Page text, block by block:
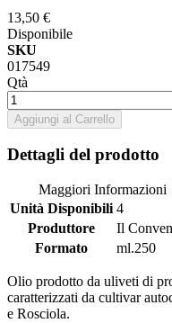
13,50 €
Disponibile
SKU
017549
Qtà
Aggiungi al Carrello
Dettagli del prodotto
Maggiori Informazioni
Unità Disponibili 4
Produttore
Il
Formato
ml.250
Olio prodotto da uliveti di
caratterizzati da cultivar
e Rosciola.